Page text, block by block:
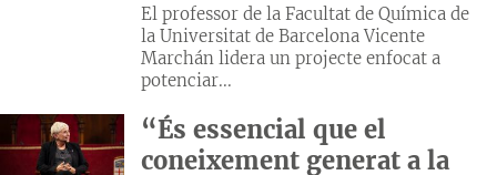
El professor de la Facultat de Química de
la Universitat de Barcelona Vicente
Marchán lidera un projecte enfocat a
potenciar...
“És essencial que el
coneixement generat a la